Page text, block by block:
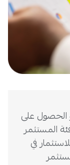
الحصول على
المستثمر
في